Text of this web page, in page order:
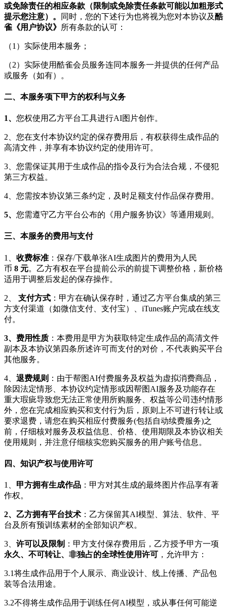
或免除责任的相应条款（限制或免除责任条款可能以加粗形式
提示您注意）。
同时，您的下述行为也将视为您对本协议及酷
雀《用户协议》 所有条款的认可：
（1）实际使用本服务；
（2）实际使用酷雀会员服务连同本服务一并提供的任何产品
或服务（如有）。
二、本服务项下甲方的权利与义务
1、 您权使用乙方平台工具进行AI图片创作。
2、您在支付本协议约定的保存费用后，有权获得生成作品的
高清文件，并享有本协议约定的使用许可。
3、您需保证其用于生成作品的指令及行为合法合规，不侵犯
第三方权益。
4、您需按本协议第三条约定，及时足额支付作品保存费用。
5、 您需遵守乙方平台公布的《用户服务协议》等通用规则。
三、本服务的费用与支付
1、 收费标准 ：保存/下载单张AI生成图片的费用为人民
币 8 元。乙方有权在平台提前公示的前提下调整价格，新价格
适用于调整后发起的保存操作。
2、 支付方式 ：甲方在确认保存时，通过乙方平台集成的第三
方支付渠道（如微信支付、支付宝）、iTunes账户完成在线支
付。
3、 费用性质 ：本费用是甲方为获取特定生成作品的高清文件
副本及本协议第四条所述许可而支付的对价，不代表购买平台
其他服务。
4、 退费规则 ：由于帮图AI付费服务及权益为虚拟消费商品，
除因法定情形、本协议约定情形或因帮图AI服务及功能存在
重大瑕疵导致您无法正常使用所购服务、权益等公司违约情形
外，您在完成相应购买和支付行为后，原则上不可进行转让或
要求退费，请您在购买相应付费服务(包括自动续费服务)之
前，仔细核对服务及权益信息、价格、使用期限及本协议相关
使用规则，并注意仔细核实您购买服务的用户账号信息。
四、知识产权与使用许可
1、 甲方拥有生成作品 ：甲方对其生成的最终图片作品享有著
作权。
2、 乙方拥有平台技术 ：乙方保留其AI模型、算法、软件、平
台及所有预训练素材的全部知识产权。
3、 许可以及限制 ：甲方支付保存费用后，乙方授予甲方一项
永久、不可转让、非独占的全球性使用许可 ，允许甲方：
3.1将生成作品用于个人展示、商业设计、线上传播、产品包
装等合法用途。
3.2不得将生成作品用于训练任何AI模型，或从事任何可能逆